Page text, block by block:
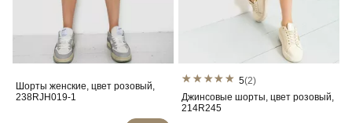
Шорты женские, цвет розовый,
238RJH019-1
5(2)
Джинсовые шорты, цвет розовый,
214R245